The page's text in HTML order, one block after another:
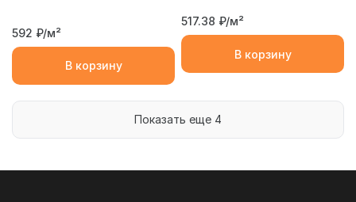
592 ₽/м²
В корзину
517.38 ₽/м²
В корзину
Показать еще 4